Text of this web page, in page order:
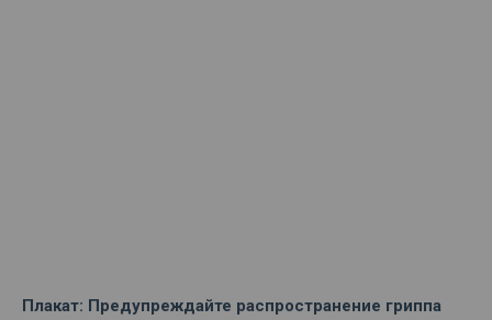
Плакат: Предупреждайте распространение гриппа